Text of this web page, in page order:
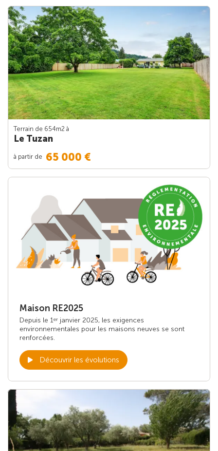
Terrain de 654m2 à
Le Tuzan
à partir de 65 000 €
Maison RE2025
Depuis le 1er janvier 2025, les exigences
environnementales pour les maisons neuves se sont
renforcées.
Découvrir les évolutions